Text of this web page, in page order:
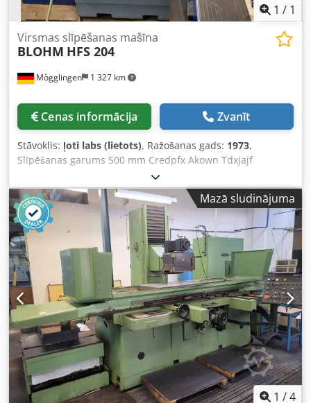
1 / 1
Mögglingen 1 327 km
Virsmas slīpēšanas mašīna
BLOHM HFS 204
Cenas informācija Zvanīt
Stāvoklis: ļoti labs (lietots), Ražošanas gads: 1973,
Slīpēšanas garums 500 mm Credpfx Akown Tdxjajf
Slīpēšanas platums 230 mm Galds izmērs 760 x 200 mm
Automātiska padeve Magnētiskā plāksne Filtrēšanas
iekārta
Mazā sludinājuma
1 /4